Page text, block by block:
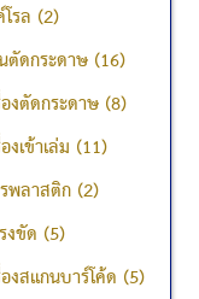
รล (2)
ตัดกระดาษ (16)
องตัดกระดาษ (8)
งเข้าเล่ม (11)
พลาสติก (2)
งขัด (5)
องสแกนบาร์โค้ด (5)